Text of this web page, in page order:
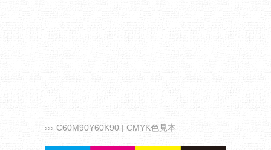
››› C60M90Y60K90 | CMYK色見本